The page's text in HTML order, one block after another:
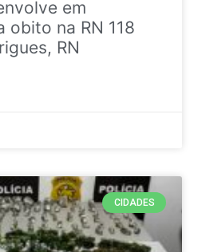
em
obito na RN 118
RN
CIDADES